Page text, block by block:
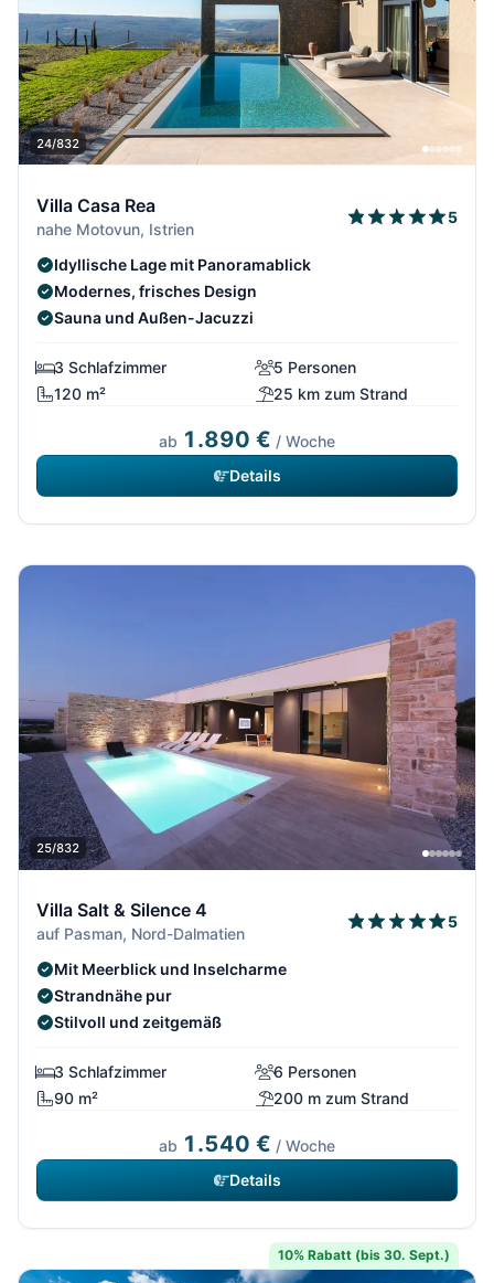
24/832
Villa Casa Rea
nahe Motovun, Istrien
5
Idyllische Lage mit Panoramablick
Modernes, frisches Design
Sauna und Außen-Jacuzzi
3 Schlafzimmer
5 Personen
120 m²
25 km zum Strand
ab 1.890 € / Woche
Details
25/832
Villa Salt & Silence 4
auf Pasman, Nord-Dalmatien
5
Mit Meerblick und Inselcharme
Strandnähe pur
Stilvoll und zeitgemäß
3 Schlafzimmer
6 Personen
90 m²
200 m zum Strand
ab 1.540 € / Woche
Details
10% Rabatt (bis 30. Sept.)